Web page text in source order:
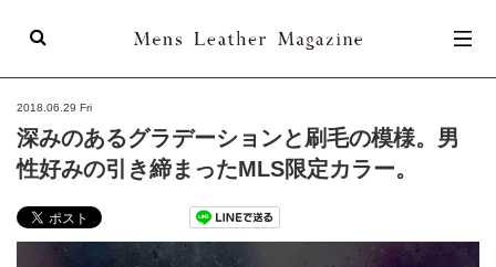
Mens
2018.06.29 Fri
深みのあるグラデーションと刷毛の模様。男
性好みの引き締まったMLS限定カラー。